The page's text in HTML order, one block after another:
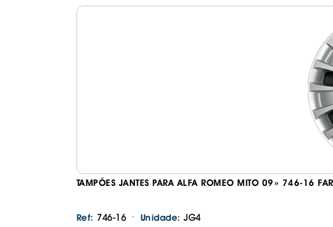
TAMPÕES JANTES PARA ALFA ROMEO MITO 09» 746-16
Ref: 746-16 · Unidade: JG4